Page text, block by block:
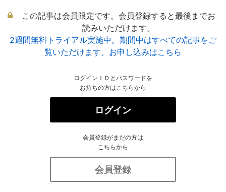
この記事は会員限定です。会員登録すると最後までお
読みいただけます。
2週間無料トライアル実施中。期間中はすべての記事をご
覧いただけます。お申し込みはこちら
ログインＩＤとパスワードを
お持ちの方はこちらから
ログイン
会員登録がまだの方は
こちらから
会員登録